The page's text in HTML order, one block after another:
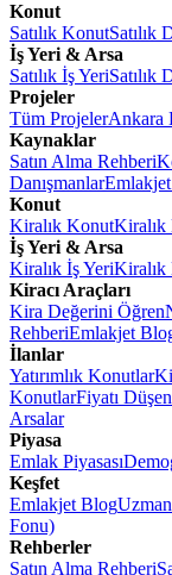
Konut
Satılık KonutSatılık
İş Yeri & Arsa
Satılık İş YeriSatılık
Projeler
Tüm ProjelerAnkara
Kaynaklar
Satın Alma Rehberi
Danışmanlar
Konut
Kiralık KonutKiralık
İş Yeri & Arsa
Kiralık İş YeriKiralık
Kiracı Araçları
Kira Değerini Öğren
RehberiEmlakjet
İlanlar
Yatırımlık Konutlar
KonutlarFiyatı
Arsalar
Piyasa
Emlak Piyasası
Keşfet
Emlakjet Blog
Fonu)
Rehberler
Satın Alma Rehberi